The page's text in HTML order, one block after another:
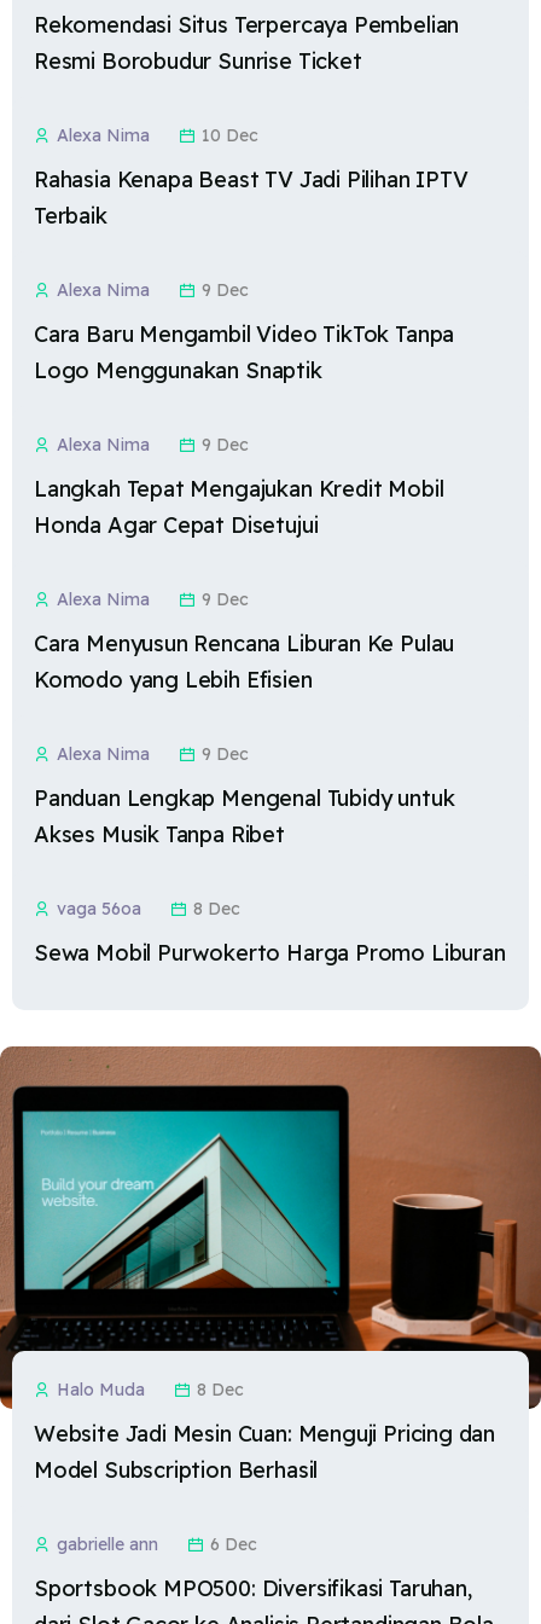
Rekomendasi Situs Terpercaya Pembelian
Resmi Borobudur Sunrise Ticket
Alexa Nima 10 Dec
Rahasia Kenapa Beast TV Jadi Pilihan IPTV
Terbaik
Alexa Nima 9 Dec
Cara Baru Mengambil Video TikTok Tanpa
Logo Menggunakan Snaptik
Alexa Nima 9 Dec
Langkah Tepat Mengajukan Kredit Mobil
Honda Agar Cepat Disetujui
Alexa Nima 9 Dec
Cara Menyusun Rencana Liburan Ke Pulau
Komodo yang Lebih Efisien
Alexa Nima 9 Dec
Panduan Lengkap Mengenal Tubidy untuk
Akses Musik Tanpa Ribet
vaga 56oa 8 Dec
Sewa Mobil Purwokerto Harga Promo Liburan
Halo Muda 8 Dec
Website Jadi Mesin Cuan: Menguji Pricing dan
Model Subscription Berhasil
gabrielle ann 6 Dec
Sportsbook MPO500: Diversifikasi Taruhan,